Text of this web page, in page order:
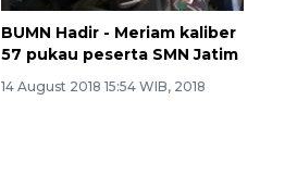
BUMN Hadir - Meriam kaliber
57 pukau peserta SMN Jatim
14 August 2018 15:54 WIB, 2018